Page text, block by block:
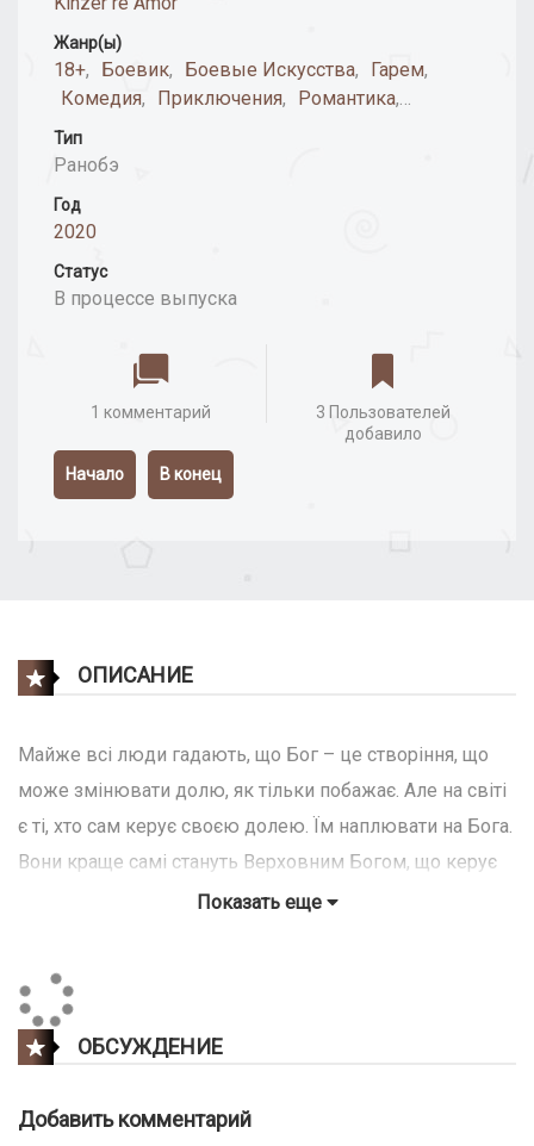
Жанр(ы)
18+, Боевик, Боевые Искусства, Гарем,
Комедия, Приключения, Романтика,
Фэнтези
Тип
Ранобэ
Год
2020
Статус
В процессе выпуска
1 комментарий
3 Пользователей
добавило
Начало В конец
ОПИСАНИЕ
Майже всі люди гадають, що Бог – це створіння, що
може змінювати долю, як тільки побажає. Але на світі
є ті, хто сам керує своєю долею. Їм наплювати на Бога.
Вони краще самі стануть Верховним Богом, що керує
Богами, які керують людьми.
Показать еще
ОБСУЖДЕНИЕ
Добавить комментарий